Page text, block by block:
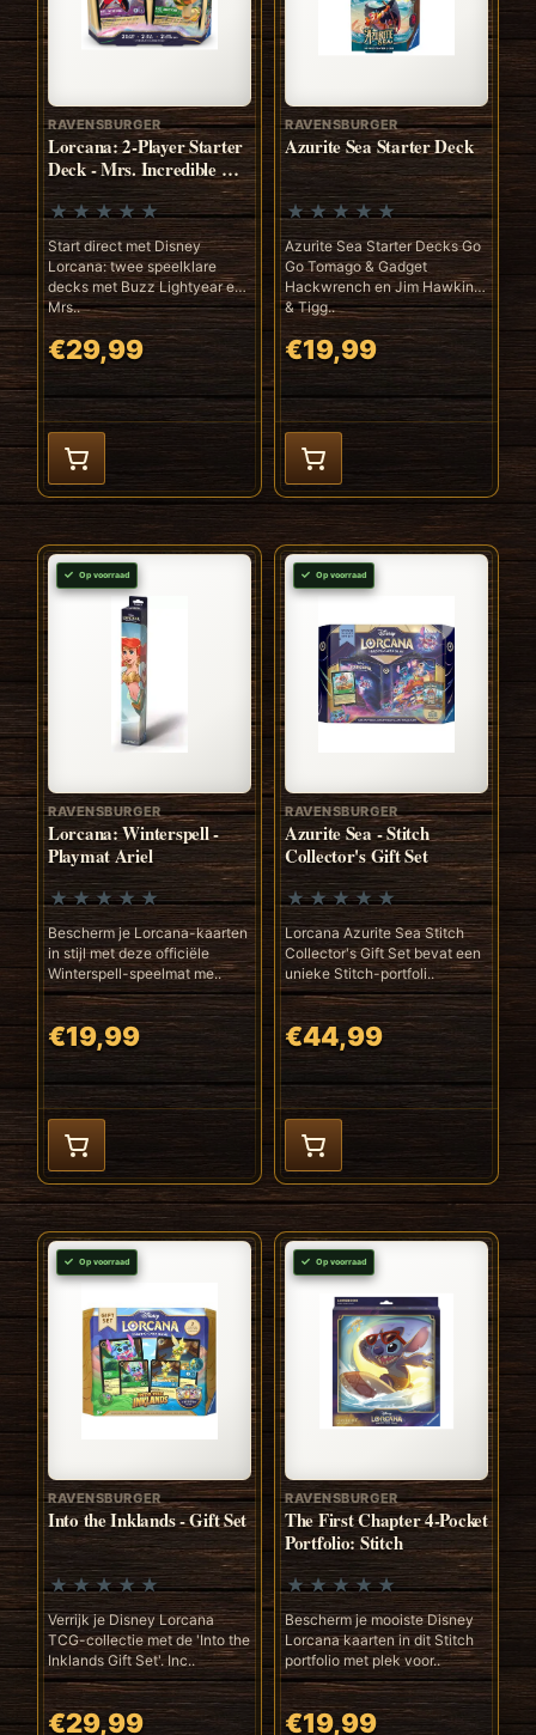
RAVENSBURGER
Lorcana: 2-Player Starter
Deck - Mrs. Incredible &
Buzz Lightyear
Start direct met Disney
Lorcana: twee speelklare
decks met Buzz Lightyear en
Mrs..
€29,99
RAVENSBURGER
Azurite Sea Starter Deck
Azurite Sea Starter Decks Go
Go Tomago & Gadget
Hackwrench en Jim Hawkins
& Tigg..
€19,99
Op voorraad
RAVENSBURGER
Lorcana: Winterspell -
Playmat Ariel
Bescherm je Lorcana-kaarten
in stijl met deze officiële
Winterspell-speelmat me..
€19,99
Op voorraad
RAVENSBURGER
Azurite Sea - Stitch
Collector's Gift Set
Lorcana Azurite Sea Stitch
Collector's Gift Set bevat een
unieke Stitch-portfoli..
€44,99
Op voorraad
RAVENSBURGER
Into the Inklands - Gift Set
Verrijk je Disney Lorcana
TCG-collectie met de 'Into the
Inklands Gift Set'. Inc..
€29,99
Op voorraad
RAVENSBURGER
The First Chapter 4-Pocket
Portfolio: Stitch
Bescherm je mooiste Disney
Lorcana kaarten in dit Stitch
portfolio met plek voor..
€19,99